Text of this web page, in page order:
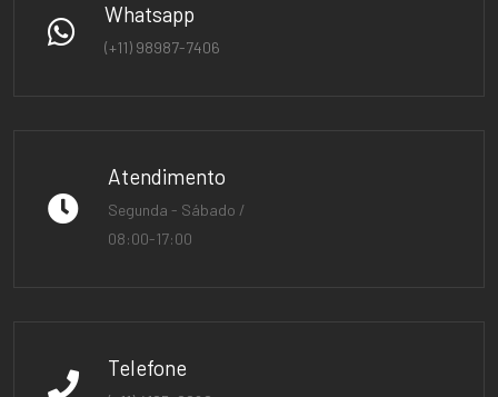
Whatsapp
(+11) 98987-7406
Atendimento
Segunda - Sábado /
08:00-17:00
Telefone